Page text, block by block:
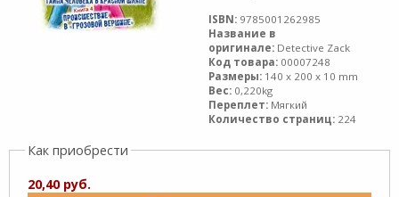
ISBN: 9785001262985
Название в
оригинале: Detective Zack
Код товара: 00007248
Размеры: 140 x 200 x 10 mm
Вес: 0,220kg
Переплет: Мягкий
Количество страниц: 224
Как приобрести
20,40 руб.